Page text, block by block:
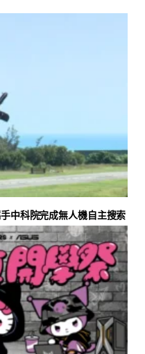
中科院完成無人機自主搜索